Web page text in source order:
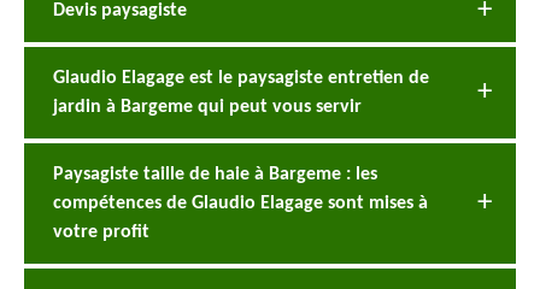
Devis paysagiste
Glaudio Elagage est le paysagiste entretien de
jardin à Bargeme qui peut vous servir
Paysagiste taille de haie à Bargeme : les
compétences de Glaudio Elagage sont mises à
votre profit